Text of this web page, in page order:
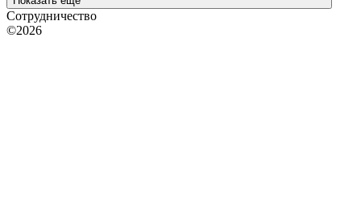
Сотрудничество
©2026